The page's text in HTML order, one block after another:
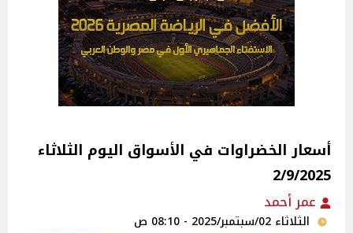
أسعار الخضراوات في الأسواق‎‎ اليوم الثلاثاء
2/9/2025
عمر أحمد
الثلاثاء 02/سبتمبر/2025 - 08:10 ص